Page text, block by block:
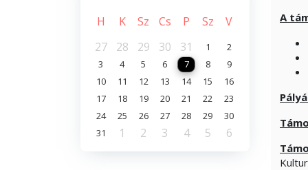
H K Sz Cs P Sz
V
27
28 29 30 31 1
2
3
4 5 6 7 8
9
10
11 12 13 14 15
16
17
18 19 20 21 22
23
24
25 26 27 28 29
30
31
1 2 3 4 5 6
A